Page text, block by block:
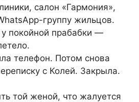
салон «Гармония»,
группу жильцов.
покойной прабабки —
телефон. Потом снова
с Колей. Закрыла.
той женой, что жалуется